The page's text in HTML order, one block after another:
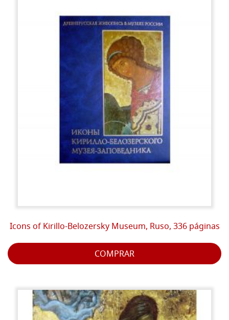
Icons of Kirillo-Belozersky Museum, Ruso, 336 páginas
COMPRAR